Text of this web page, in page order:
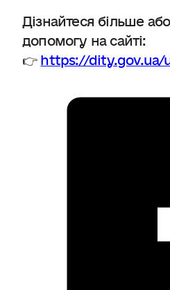
Дізнайтеся більше
допомогу на сайті:
👉https://